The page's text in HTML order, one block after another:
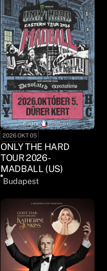
2026 OKT 05
ONLY THE HARD
TOUR 2026 -
MADBALL (US)
Budapest